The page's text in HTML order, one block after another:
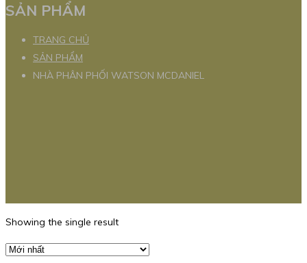
SẢN PHẨM
TRANG CHỦ
SẢN PHẨM
NHÀ PHÂN PHỐI WATSON MCDANIEL
Showing the single result